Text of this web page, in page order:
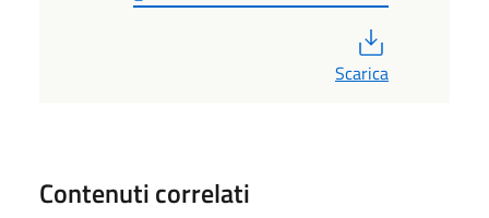
Scarica
Contenuti correlati